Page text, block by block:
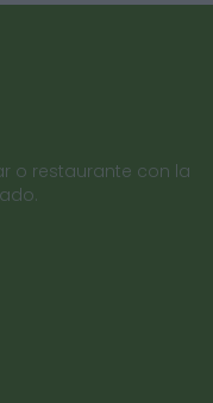
o restaurante con la